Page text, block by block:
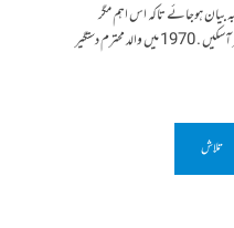
ہوجائے تاکہ اس اہم مگر
فراموش مسئلے کے حوالے سے کچھ معلومات میسر آسکیں . 1970 میں والد محترم دستگیر
تلاش